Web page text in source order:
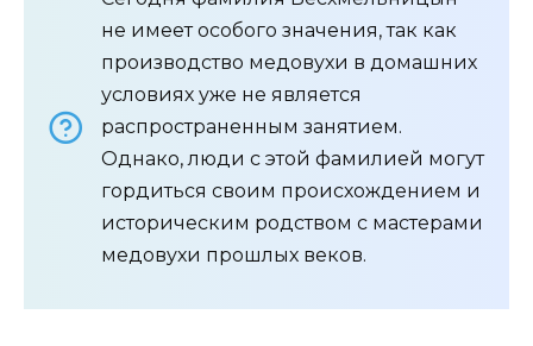
не имеет особого значения, так как
производство медовухи в домашних
условиях уже не является
распространенным занятием.
Однако, люди с этой фамилией могут
гордиться своим происхождением и
историческим родством с мастерами
медовухи прошлых веков.